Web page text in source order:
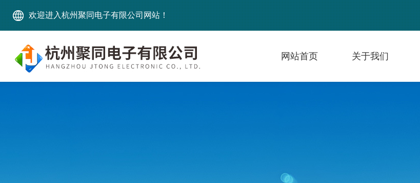
欢迎进入杭州聚同电子有限公司网站！
网站首页 关于我们